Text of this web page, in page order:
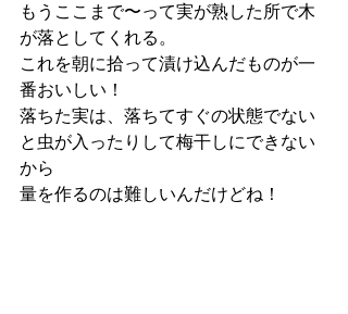
もうここまで〜って実が熟した所で木
が落としてくれる。
これを朝に拾って漬け込んだものが一
番おいしい！
落ちた実は、落ちてすぐの状態でない
と虫が入ったりして梅干しにできない
から
量を作るのは難しいんだけどね！